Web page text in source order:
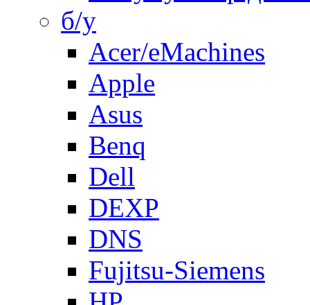
б/у
Acer/eMachines
Apple
Asus
Benq
Dell
DEXP
DNS
Fujitsu-Siemens